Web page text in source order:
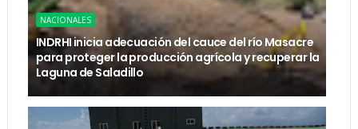
NACIONALES
INDRHI inicia adecuación del cauce del río Masacre
para proteger la producción agrícola y recuperar la
Laguna de Saladillo